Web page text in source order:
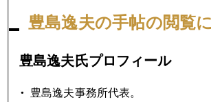
キラの重いゴールドジュエリーだらけ。肩
せっかくの金宝飾品を宗教的戒律で肌を晒
こういう文化に支えられた需要は根強いか
豊島逸夫の手帖の閲覧
豊島逸夫氏プロフィール
豊島逸夫事務所代表。